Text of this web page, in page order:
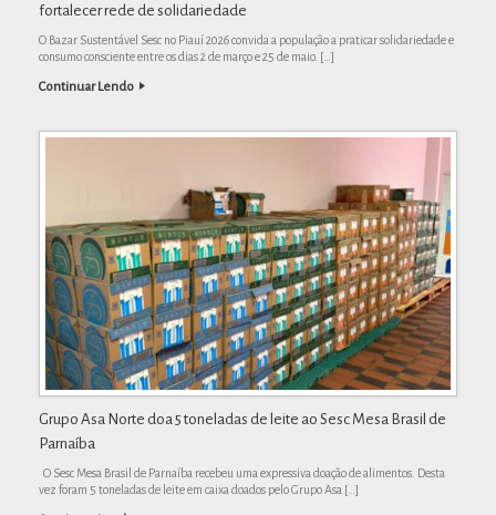
fortalecer rede de solidariedade
O Bazar Sustentável Sesc no Piauí 2026 convida a população a praticar solidariedade e
consumo consciente entre os dias 2 de março e 25 de maio. […]
Continuar Lendo
Grupo Asa Norte doa 5 toneladas de leite ao Sesc Mesa Brasil de
Parnaíba
O Sesc Mesa Brasil de Parnaíba recebeu uma expressiva doação de alimentos. Desta
vez foram 5 toneladas de leite em caixa doados pelo Grupo Asa […]